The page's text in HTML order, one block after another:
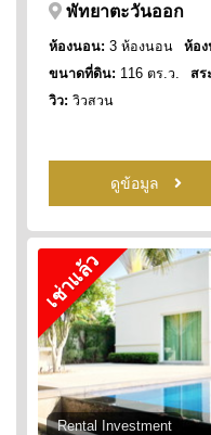
พัทยาตะวันออก
ห้องนอน: 3 ห้องนอน ห้อง
ขนาดที่ดิน: 116 ตร.ว. สร
วิว: วิวสวน
ดูข้อมูล
เช่าแล้ว
Rental Investment